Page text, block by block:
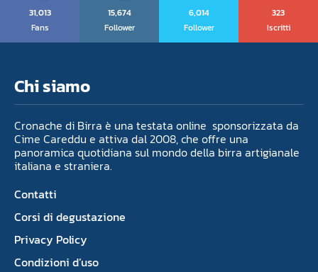
31,013
Fans
15,674
Follower
6,014
Follower
323
Iscritti
Chi siamo
Cronache di Birra è una testata online sponsorizzata da
Cime Careddu e attiva dal 2008, che offre una
panoramica quotidiana sul mondo della birra artigianale
italiana e straniera.
Contatti
Corsi di degustazione
Privacy Policy
Condizioni d’uso